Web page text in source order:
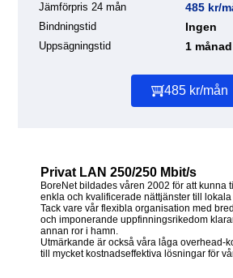
Jämförpris 24 mån 485 kr/
Bindningstid Ingen
Uppsägningstid 1 månad
485 kr/mån
Privat LAN 250/250 Mbit/s
BoreNet bildades våren 2002 för att kunna
enkla och kvalificerade nättjänster till lokala
Tack vare vår flexibla organisation med
och imponerande uppfinningsrikedom
annan ror i hamn.
Utmärkande är också våra låga overhead-
till mycket kostnadseffektiva lösningar för